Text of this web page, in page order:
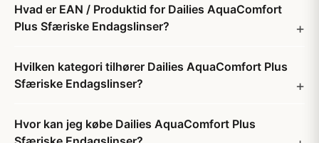
Hvad er EAN / Produktid for Dailies AquaComfort
Plus Sfæriske Endagslinser?
Hvilken kategori tilhører Dailies AquaComfort Plus
Sfæriske Endagslinser?
Hvor kan jeg købe Dailies AquaComfort Plus